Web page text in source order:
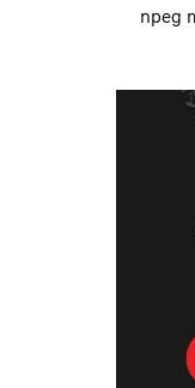
пред